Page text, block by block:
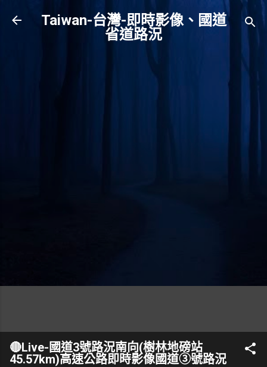
跳到主要內容
Taiwan-台灣-即時影像、國道
省道路況
🔴Live-國道3號路況南向(樹林地磅站
45.57km)高速公路即時影像國道③號路況